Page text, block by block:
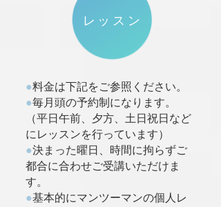
​レッスン
●料金は下記をご参照ください。
●毎月頭の予約制になります。
（平日午前、夕方、土日祝日など
にレッスンを行っています）
●決まった曜日、時間に拘らずご
都合に合わせご受講いただけま
す。
●基本的にマンツーマンの個人レ